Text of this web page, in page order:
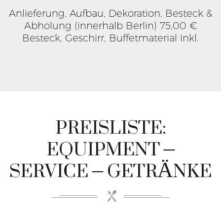
Anlieferung, Aufbau, Dekoration, Besteck &
Abholung (innerhalb Berlin) 75,00 €
Besteck, Geschirr, Buffetmaterial inkl.
PREISLISTE:
EQUIPMENT –
SERVICE – GETRÄNKE